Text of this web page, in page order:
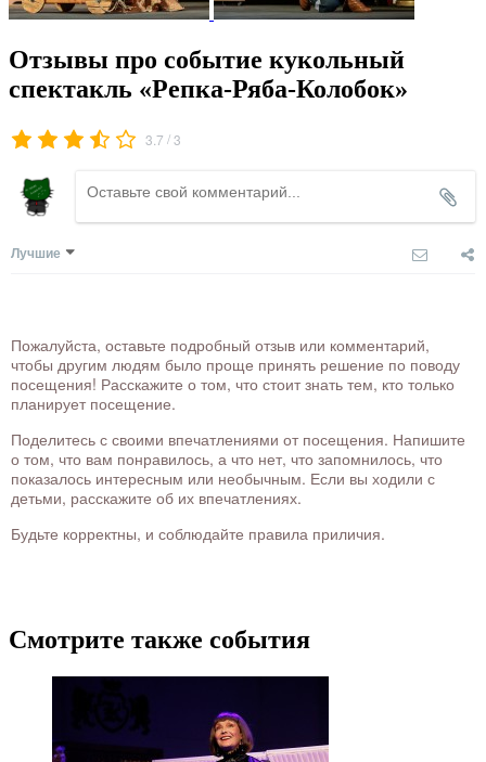
Отзывы про событие кукольный
спектакль «Репка-Ряба-Колобок»
3.7 /3
Лучшие
Пожалуйста, оставьте подробный отзыв или комментарий,
чтобы другим людям было проще принять решение по поводу
посещения! Расскажите о том, что стоит знать тем, кто только
планирует посещение.
Поделитесь с своими впечатлениями от посещения. Напишите
о том, что вам понравилось, а что нет, что запомнилось, что
показалось интересным или необычным. Если вы ходили с
детьми, расскажите об их впечатлениях.
Будьте корректны, и соблюдайте правила приличия.
Смотрите также события